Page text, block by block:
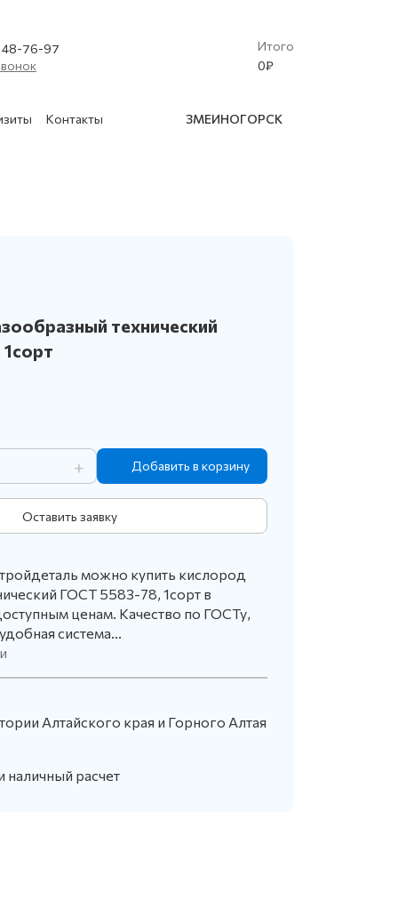
48-76-97
Итого
0₽
техники
Контакты ЗМЕИНОГОРСК
технический
+
Оставить заявку
можно купить кислород
ГОСТ 5583-78, 1сорт в
ценам. Качество по ГОСТу,
система...
Алтайского края и Горного Алтая
наличный расчет